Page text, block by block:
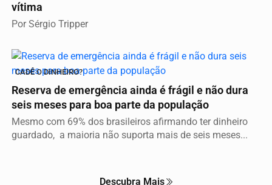
vítima
Por Sérgio Tripper
CADÊ O DINHEIRO?
Reserva de emergência ainda é frágil e não dura
seis meses para boa parte da população
Mesmo com 69% dos brasileiros afirmando ter dinheiro
guardado, a maioria não suporta mais de seis meses...
Descubra Mais